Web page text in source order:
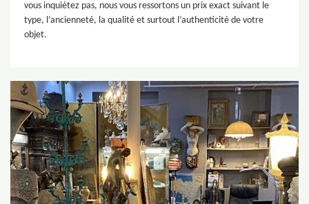
vous inquiétez pas, nous vous ressortons un prix exact suivant le
type, l’ancienneté, la qualité et surtout l’authenticité de votre
objet.